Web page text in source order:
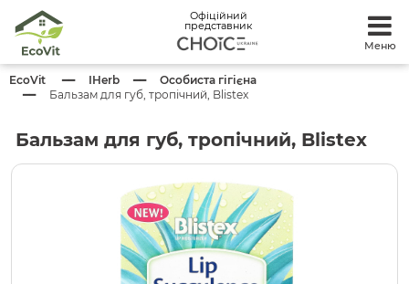
Офіційний
представник
Меню
EcoVit IHerb
Особиста гігієна
Бальзам для губ, тропічний, Blistex
Бальзам для губ, тропічний, Blistex